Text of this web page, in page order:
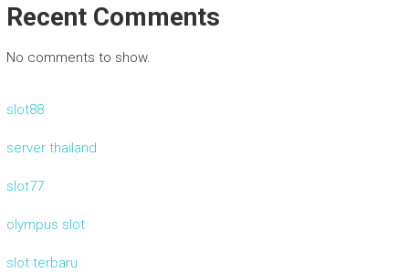
Recent Comments
No comments to show.
slot88
server thailand
slot77
olympus slot
slot terbaru